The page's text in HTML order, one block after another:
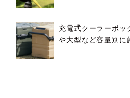
充電式クーラーボッ
や大型など容量別に